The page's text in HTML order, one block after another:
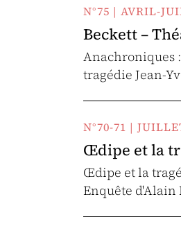
N°75 | AVRIL-
Beckett –
Anachroniques
tragédie Jean-
N°70-71 |
Œdipe et la
Œdipe et la
Enquête